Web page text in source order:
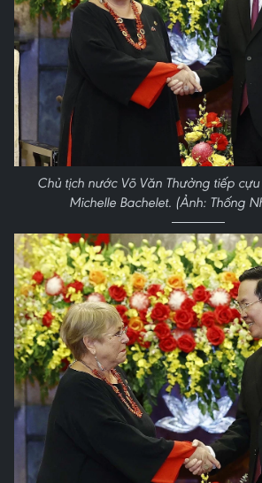
Chủ tịch nước Võ Văn Thưởng tiếp
Michelle Bachelet. (Ảnh: Thống